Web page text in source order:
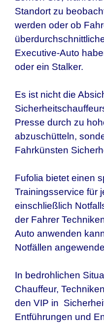
Standort zu
werden oder ob
Executive-Auto
oder ein Stalker.
Es ist nicht die
Presse durch zu
abzuschütteln,
Fahrkünsten
Fufolia bietet einen
Trainingsservice für
einschließlich
der Fahrer
Auto anwenden
Notfällen
In bedrohlichen
Chauffeur,
den VIP in
Entführungen und